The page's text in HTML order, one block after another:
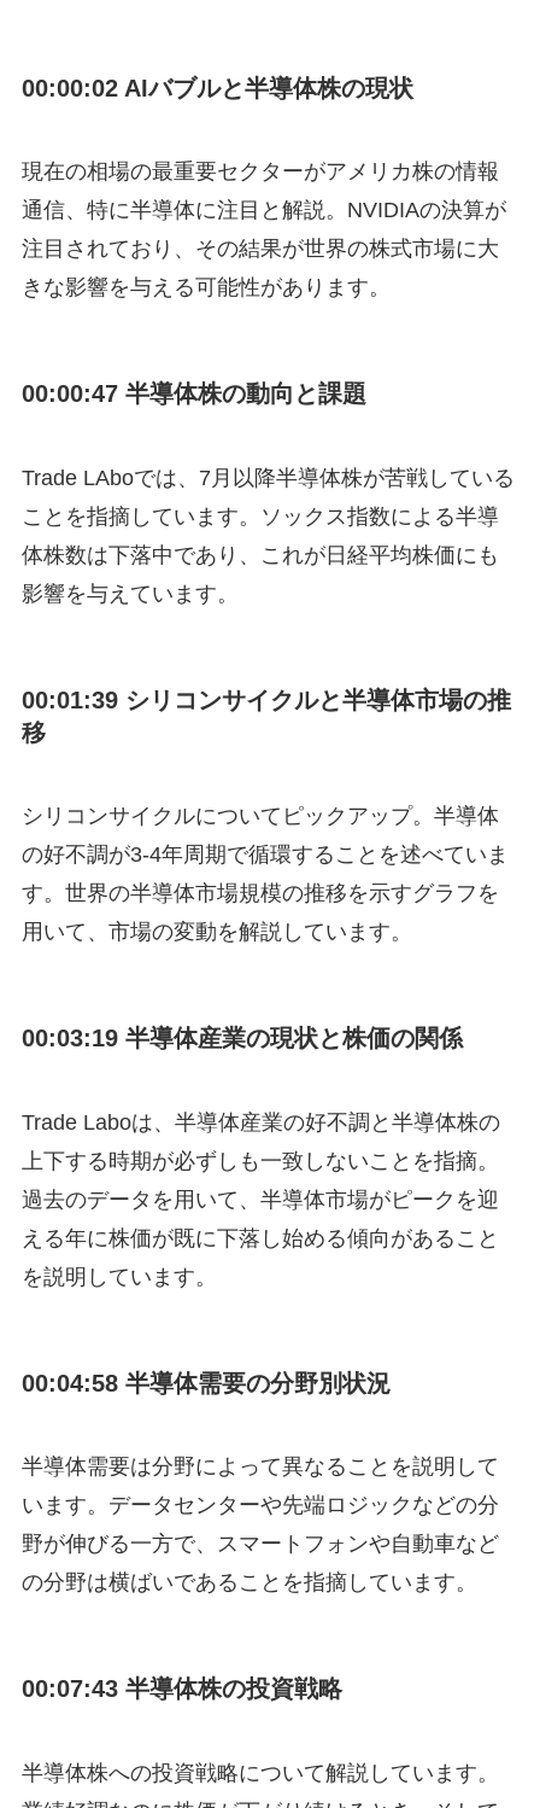
00:00:02 AIバブルと半導体株の現状
現在の相場の最重要セクターがアメリカ株の情報
通信、特に半導体に注目と解説。NVIDIAの決算が
注目されており、その結果が世界の株式市場に大
きな影響を与える可能性があります。
00:00:47 半導体株の動向と課題
Trade LAboでは、7月以降半導体株が苦戦している
ことを指摘しています。ソックス指数による半導
体株数は下落中であり、これが日経平均株価にも
影響を与えています。
00:01:39 シリコンサイクルと半導体市場の推
移
シリコンサイクルについてピックアップ。半導体
の好不調が3-4年周期で循環することを述べていま
す。世界の半導体市場規模の推移を示すグラフを
用いて、市場の変動を解説しています。
00:03:19 半導体産業の現状と株価の関係
Trade Laboは、半導体産業の好不調と半導体株の
上下する時期が必ずしも一致しないことを指摘。
過去のデータを用いて、半導体市場がピークを迎
える年に株価が既に下落し始める傾向があること
を説明しています。
00:04:58 半導体需要の分野別状況
半導体需要は分野によって異なることを説明して
います。データセンターや先端ロジックなどの分
野が伸びる一方で、スマートフォンや自動車など
の分野は横ばいであることを指摘しています。
00:07:43 半導体株の投資戦略
半導体株への投資戦略について解説しています。